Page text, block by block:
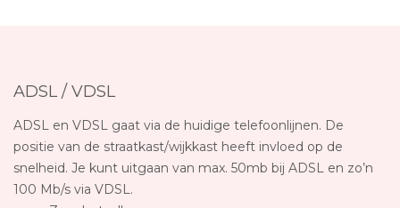
ADSL / VDSL
ADSL en VDSL gaat via de huidige telefoonlijnen. De
positie van de straatkast/wijkkast heeft invloed op de
snelheid. Je kunt uitgaan van max. 50mb bij ADSL en zo’n
100 Mb/s via VDSL.